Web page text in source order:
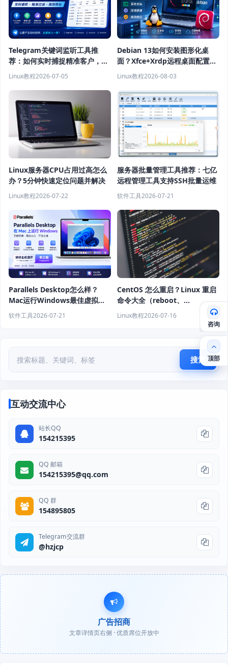
Telegram关键词监听工具推
荐：如何实时捕捉精准客户，提
高获客效率？
Linux教程2026-07-05
Debian 13如何安装图形化桌
面？Xfce+Xrdp远程桌面配置教
程
Linux教程2026-08-03
Linux服务器CPU占用过高怎么
办？5分钟快速定位问题并解决
Linux教程2026-07-22
服务器批量管理工具推荐：七亿
远程管理工具支持SSH批量运维
软件工具2026-07-21
Parallels Desktop怎么样？
Mac运行Windows最佳虚拟机
软件推荐
软件工具2026-07-21
CentOS 怎么重启？Linux 重启
命令大全（reboot、
shutdown、systemctl 教程）
Linux教程2026-07-16
搜索
互动交流中心
站长QQ
154215395
QQ 邮箱
154215395@qq.com
QQ 群
154895805
Telegram交流群
@hzjcp
广告招商
文章详情页右侧 · 优质席位开放中
咨询
顶部